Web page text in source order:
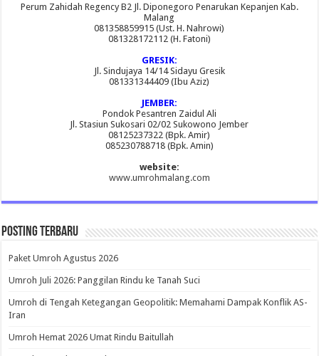
Perum Zahidah Regency B2 Jl. Diponegoro Penarukan Kepanjen Kab.
Malang
081358859915 (Ust. H. Nahrowi)
081328172112 (H. Fatoni)
GRESIK:
Jl. Sindujaya 14/14 Sidayu Gresik
081331344409 (Ibu Aziz)
JEMBER:
Pondok Pesantren Zaidul Ali
Jl. Stasiun Sukosari 02/02 Sukowono Jember
08125237322 (Bpk. Amir)
085230788718 (Bpk. Amin)
website:
www.umrohmalang.com
Posting Terbaru
Paket Umroh Agustus 2026
Umroh Juli 2026: Panggilan Rindu ke Tanah Suci
Umroh di Tengah Ketegangan Geopolitik: Memahami Dampak Konflik AS-
Iran
Umroh Hemat 2026 Umat Rindu Baitullah